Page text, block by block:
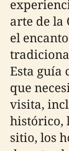
arte de la
el
Esta guía
que
visita,
histórico,
sitio, los